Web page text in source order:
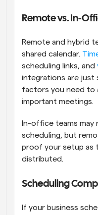
Remote vs. In-
Remote and hybrid
shared calendar.
scheduling links, and
integrations are just
factors you need to
important meetings.
In-office teams may
scheduling, but
proof your setup as
distributed.
Scheduling
If your business